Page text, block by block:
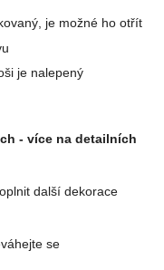
je možné ho otřít
je nalepený
- více na detailních
další dekorace
se